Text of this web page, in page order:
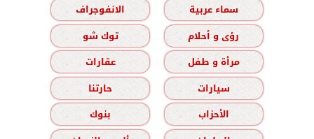
سماء عربية
الانفوجراف
رؤى و أحلام
توك شو
مرأة و طفل
عقارات
سيارات
حارتنا
الأحزاب
بنوك